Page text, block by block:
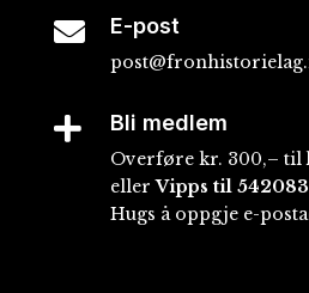
 E-post
 Bli medlem
Overføre kr. 300,– til
ellerVipps til 542083
Hugs å oppgje e-